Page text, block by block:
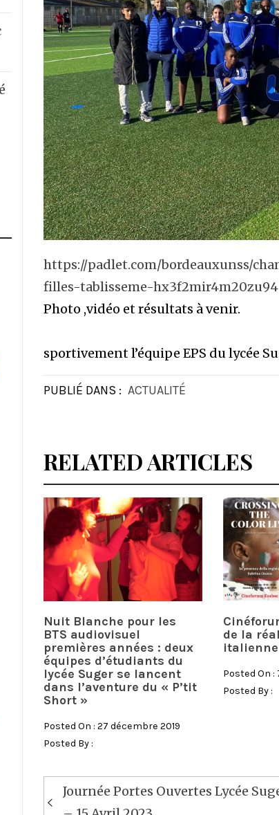
https://padlet.com/bordeauxunss/
filles-tablisseme-hx3f2mir4m20zu94
Photo ,vidéo et résultats à venir.
sportivement l’équipe EPS du lycée
PUBLIÉ DANS : ACTUALITÉ
RELATED ARTICLES
Nuit Blanche pour les
BTS audiovisuel
premières années : deux
équipes d’étudiants du
lycée Suger se lancent
dans l’aventure du « P’tit
Short »
Posted On : 27 décembre 2019
Posted By :
de la
Posted On
Posted By :
Navigation
Journée Portes Ouvertes Lycée